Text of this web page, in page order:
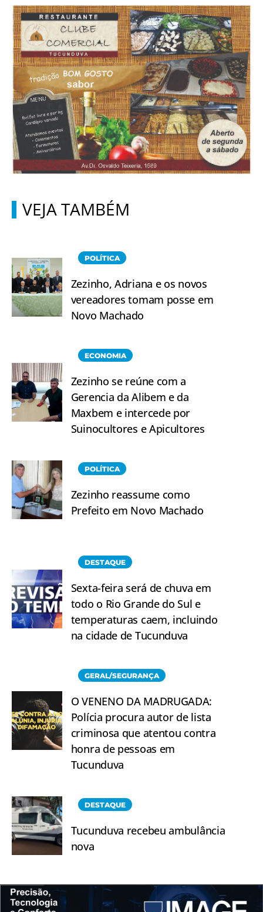
VEJA TAMBÉM
POLÍTICA
Zezinho, Adriana e os novos
vereadores tomam posse em
Novo Machado
ECONOMIA
Zezinho se reúne com a
Gerencia da Alibem e da
Maxbem e intercede por
Suinocultores e Apicultores
POLÍTICA
Zezinho reassume como
Prefeito em Novo Machado
DESTAQUE
Sexta-feira será de chuva em
todo o Rio Grande do Sul e
temperaturas caem, incluindo
na cidade de Tucunduva
GERAL/SEGURANÇA
O VENENO DA MADRUGADA:
Polícia procura autor de lista
criminosa que atentou contra
honra de pessoas em
Tucunduva
DESTAQUE
Tucunduva recebeu ambulância
nova